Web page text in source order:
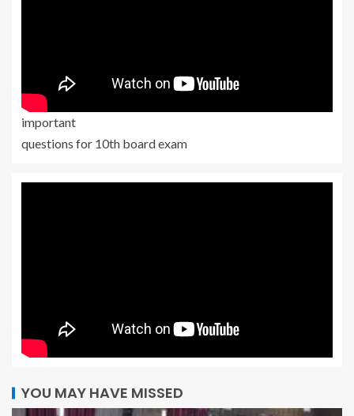
important
questions for 10th board exam
YOU MAY HAVE MISSED